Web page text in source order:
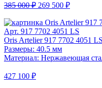
385 000 ₽ 269 500 ₽
Арт. 917 7702 4051 LS
Oris Artelier 917 7702 4051 LS
Размеры: 40.5 мм
Материал: Нержавеющая
427 100 ₽